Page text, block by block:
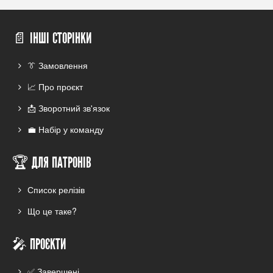
📄 ІНШІ СТОРІНКИ
👔 Замовлення
📈 Про проєкт
📩 Зворотний зв'язок
💼 Набір у команду
🏆 ДЛЯ ПАТРОНІВ
Список релізів
Що це таке?
🎤 ПРОЄКТИ